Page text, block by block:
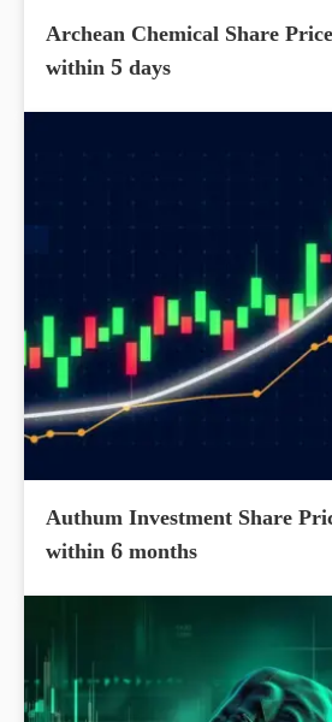
Archean Chemical Share
within 5 days
Authum Investment Share
within 6 months